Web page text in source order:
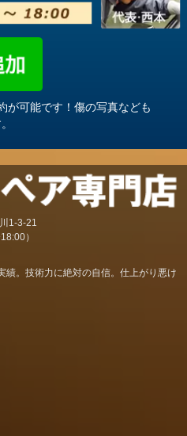
が可能です！傷の写真なども
1-3-21
）
績。技術力に絶対の自信。仕上がり悪け